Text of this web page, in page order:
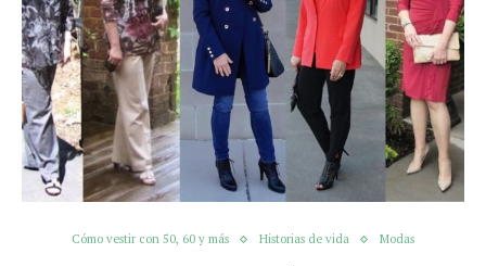
Cómo vestir con 50, 60 y más Historias de vida Modas